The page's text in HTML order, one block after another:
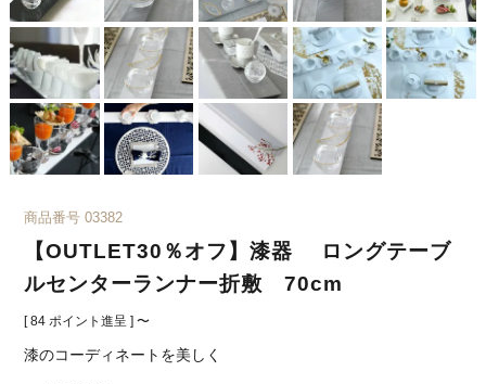
商品番号 03382
【OUTLET30％オフ】漆器 ロングテーブ
ルセンターランナー折敷 70cm
[ 84 ポイント進呈 ] 〜
漆のコーディネートを美しく